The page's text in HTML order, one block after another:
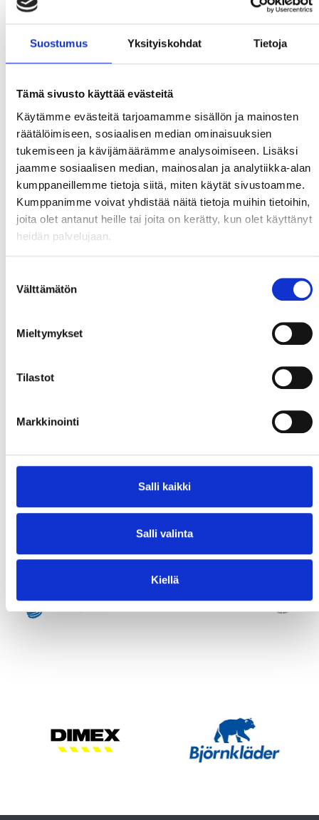
Suostumus Yksityiskohdat Tietoja
Tämä sivusto käyttää evästeitä
Käytämme evästeitä tarjoamamme sisällön ja mainosten
räätälöimiseen, sosiaalisen median ominaisuuksien
tukemiseen ja kävijämäärämme analysoimiseen. Lisäksi
jaamme sosiaalisen median, mainosalan ja analytiikka-alan
kumppaneillemme tietoja siitä, miten käytät sivustoamme.
Kumppanimme voivat yhdistää näitä tietoja muihin tietoihin,
joita olet antanut heille tai joita on kerätty, kun olet käyttänyt
heidän palvelujaan.
valinta
Välttämätön
Mieltymykset
Tilastot
Markkinointi
Salli kaikki
Salli valinta
Kiellä